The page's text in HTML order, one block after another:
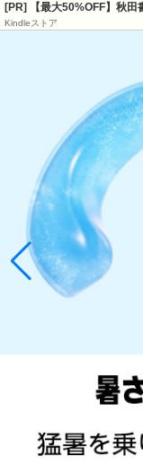
[PR] 【最大50%OFF】秋田
Kindleストア